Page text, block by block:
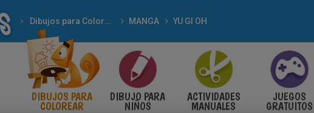
Dibujos para Colorear MANGA YU GI OH
DIBUJOS PARA
COLOREAR
DIBUJO PARA
NIÑOS
ACTIVIDADES
MANUALES
JUEGOS
GRATUITOS